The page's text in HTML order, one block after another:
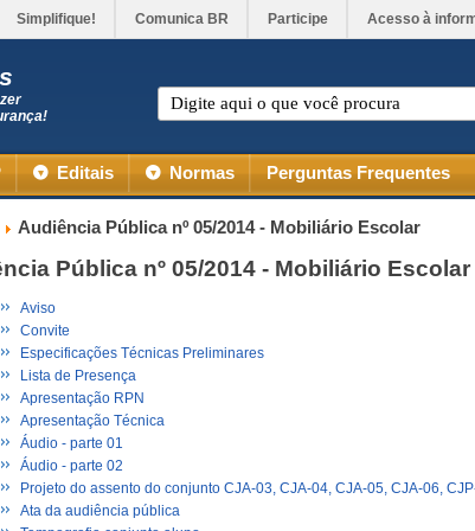
Simplifique! Comunica BR Participe Acesso à
Editais Normas Perguntas Frequentes
Audiência Pública nº 05/2014 - Mobiliário Escolar
Pública nº 05/2014 - Mobiliário Escolar
Aviso
Convite
Especificações Técnicas Preliminares
Lista de Presença
Apresentação RPN
Apresentação Técnica
Áudio - parte 01
Áudio - parte 02
Projeto do assento do conjunto CJA-03, CJA-04, CJA-05, CJA-06,
Ata da audiência pública